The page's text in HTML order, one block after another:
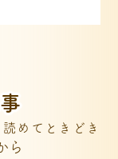
読めてときどき
ら